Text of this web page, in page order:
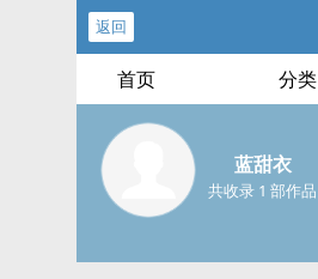
返回
首页 分类
蓝甜衣
共收录 1 部作品